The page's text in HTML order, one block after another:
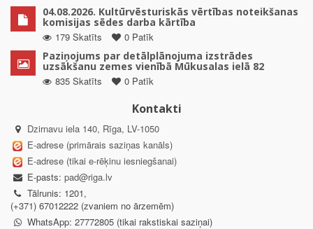
04.08.2026. Kultūrvēsturiskās vērtības noteikšanas
komisijas sēdes darba kārtība
179 Skatīts
0 Patīk
Paziņojums par detālplānojuma izstrādes
uzsākšanu zemes vienībā Mūkusalas ielā 82
835 Skatīts
0 Patīk
Kontakti
Dzirnavu iela 140, Rīga, LV-1050
E-adrese (primārais saziņas kanāls)
E-adrese (tikai e-rēķinu iesniegšanai)
E-pasts: pad@riga.lv
Tālrunis: 1201,
(+371) 67012222 (zvaniem no ārzemēm)
WhatsApp: 27772805 (tikai rakstiskai saziņai)